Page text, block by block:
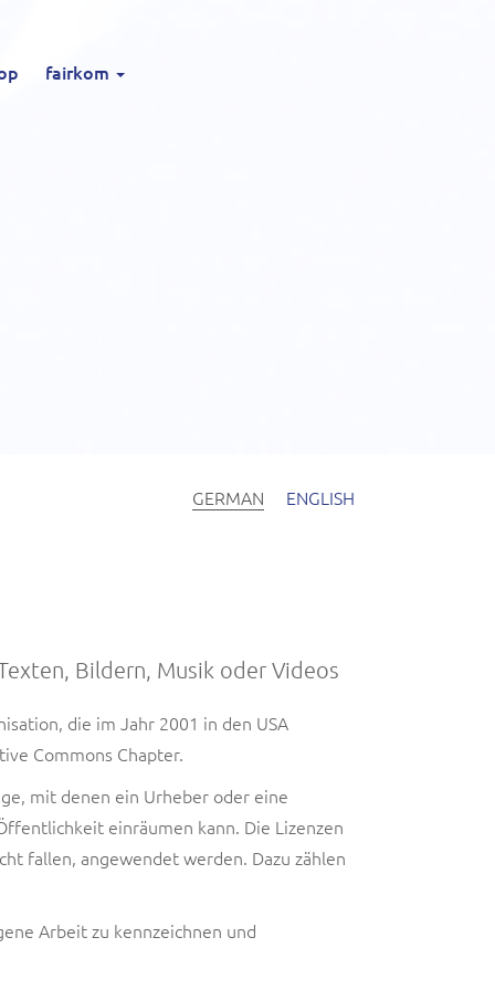
fairkom
GERMAN ENGLISH
Bildern, Musik oder Videos
die im Jahr 2001 in den USA
Commons Chapter.
mit denen ein Urheber oder eine
einräumen kann. Die Lizenzen
fallen, angewendet werden. Dazu zählen
Arbeit zu kennzeichnen und